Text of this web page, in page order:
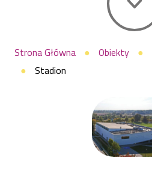
Ścieżka
nawigacyjna
Strona Główna Obiekty
Stadion